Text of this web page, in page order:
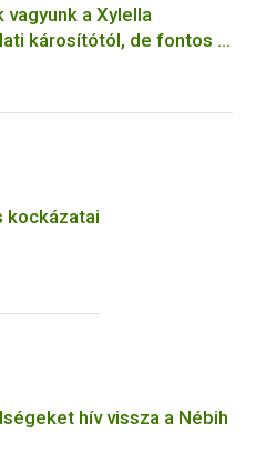
a Xylella
károsítótól, de fontos a
kockázatai
hív vissza a Nébih